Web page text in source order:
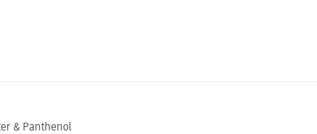
& Panthenol